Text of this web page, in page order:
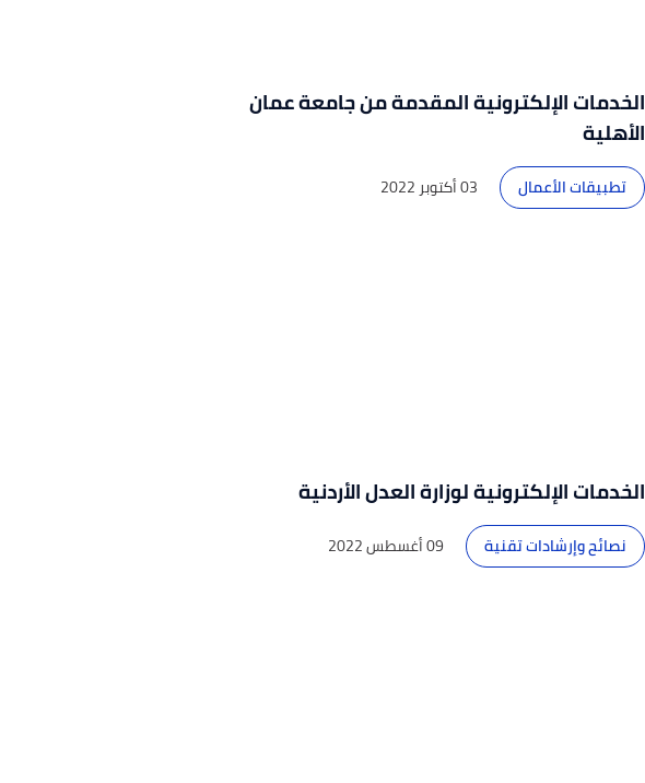
الخدمات الإلكترونية المقدمة من جامعة عمان
الأهلية
تطبيقات الأعمال 03 أكتوبر 2022
الخدمات الإلكترونية لوزارة العدل الأردنية
نصائح وإرشادات تقنية 09 أغسطس 2022